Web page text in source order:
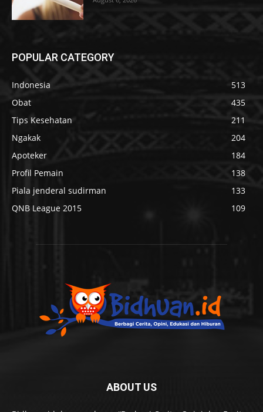
POPULAR CATEGORY
Indonesia
513
Obat
435
Tips Kesehatan
211
Ngakak
204
Apoteker
184
Profil Pemain
138
Piala jenderal sudirman
133
QNB League 2015
109
ABOUT US